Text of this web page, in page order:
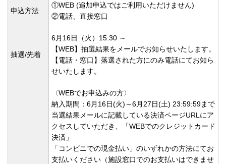
申込方法
①WEB (追加申込ではご利用いただけません)
②電話、直接窓口
抽選/先着
6月16日（火）15:30 ～
【WEB】抽選結果をメールでお知らせいたします。
【電話・窓口】落選された方にのみ電話にてお知ら
せいたします。
〈WEBでお申込みの方〉
納入期間：6月16日(火)～6月27日(土) 23:59:59まで
当選結果メールに記載している決済ページURLにア
クセスしていただき、「WEBでのクレジットカード
決済」
「コンビニでの現金払い」のいずれかの方法にてお
支払いください（施設窓口でのお支払いはできませ